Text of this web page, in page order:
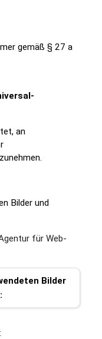
gemäß § 27 a
an
Bilder und
für Web-
Bilder